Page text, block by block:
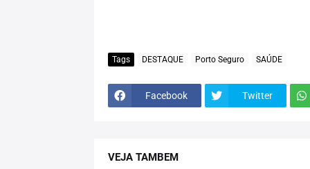
Tags DESTAQUE Porto Seguro SAÚDE
Facebook Twitter
VEJA TAMBEM